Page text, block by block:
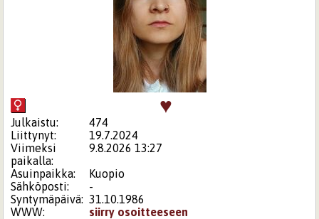
♥
Julkaistu:
474
Liittynyt:
19.7.2024
Viimeksi
paikalla:
9.8.2026 13:27
Asuinpaikka:
Kuopio
Sähköposti:
-
Syntymäpäivä: 31.10.1986
WWW:
siirry osoitteeseen